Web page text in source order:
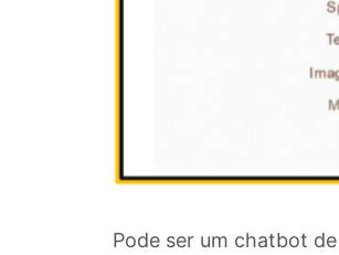
Pode ser um chatbot